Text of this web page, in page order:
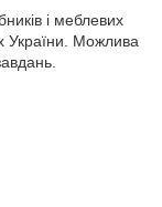
і меблевих
України. Можлива